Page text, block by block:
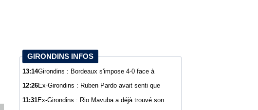
GIRONDINS INFOS
13:14Girondins : Bordeaux s'impose 4-0 face à
12:26Ex-Girondins : Ruben Pardo avait senti que
11:31Ex-Girondins : Rio Mavuba a déjà trouvé son